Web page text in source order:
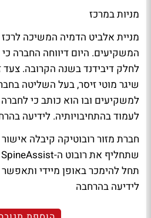
מניות במרכז
מניית אלביט הדמיה המשיכה לרכז
המשקיעים. היום דיווחה החברה
לחלק דיבידנד בשנה הקרובה.
שיגר מוטי זיסר, בעל השליטה
למשקיעים ובו הוא כותב כי
לעמוד בהתחיבויותיה. לידיעה
תחל להימכר באופן מיידי
לידיעה בהרחבה